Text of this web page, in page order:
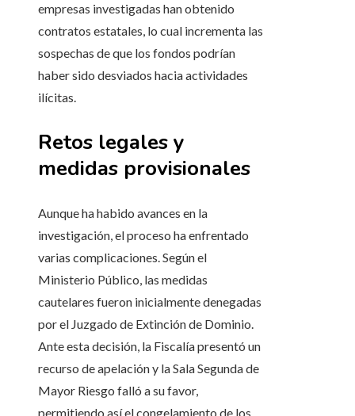
empresas investigadas han obtenido
contratos estatales, lo cual incrementa las
sospechas de que los fondos podrían
haber sido desviados hacia actividades
ilícitas.
Retos legales y
medidas provisionales
Aunque ha habido avances en la
investigación, el proceso ha enfrentado
varias complicaciones. Según el
Ministerio Público, las medidas
cautelares fueron inicialmente denegadas
por el Juzgado de Extinción de Dominio.
Ante esta decisión, la Fiscalía presentó un
recurso de apelación y la Sala Segunda de
Mayor Riesgo falló a su favor,
permitiendo así el congelamiento de los